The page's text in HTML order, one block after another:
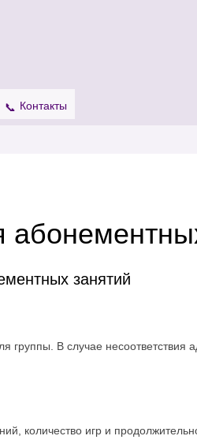
Контакты
занятий
группы. В случае несоответствия
количество игр и